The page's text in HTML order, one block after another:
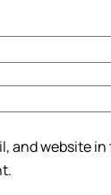
and website